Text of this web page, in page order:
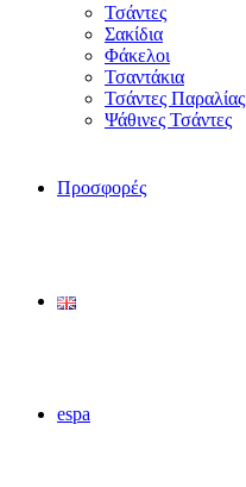
Τσάντες
Σακίδια
Φάκελοι
Τσαντάκια
Τσάντες Παραλίας
Ψάθινες Τσάντες
Προσφορές
espa